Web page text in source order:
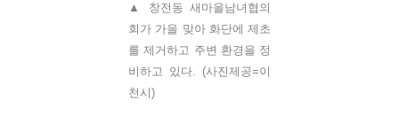
▲ 창전동 새마을남녀협의
회가 가을 맞아 화단에 제초
를 제거하고 주변 환경을 정
비하고 있다. (사진제공=이
천시)